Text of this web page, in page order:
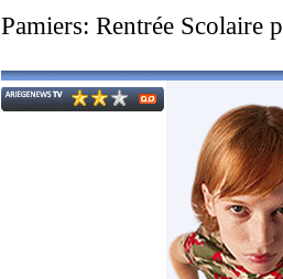
Pamiers: Rentrée Scolaire